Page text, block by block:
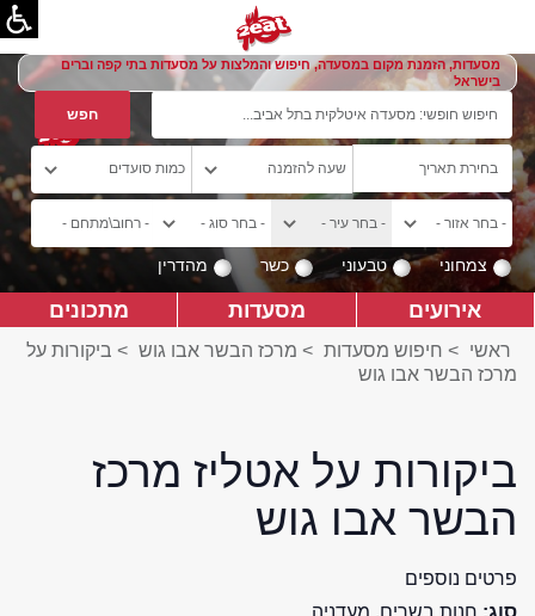
מסעדות, הזמנת מקום במסעדה, חיפוש והמלצות על מסעדות בתי קפה וברים
בישראל
צמחוני טבעוני כשר מהדרין
אירועים מסעדות מתכונים
ראשי > חיפוש מסעדות > מרכז הבשר אבו גוש > ביקורות על
מרכז הבשר אבו גוש
ביקורות על אטליז מרכז
הבשר אבו גוש
פרטים נוספים
סוג: חנות בשרים, מעדניה